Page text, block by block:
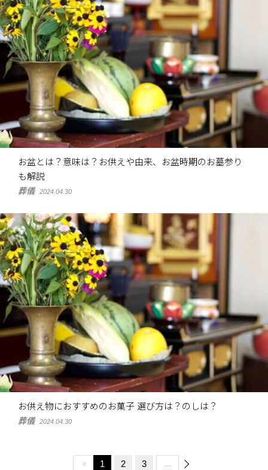
お盆とは？意味は？お供えや由来、お盆時期のお墓参り
も解説
葬儀 2024.04.30
お供え物におすすめのお菓子 選び方は？のしは？
葬儀 2024.04.30
1 2 3